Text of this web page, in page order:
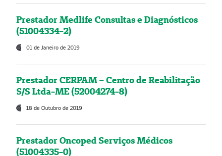
Prestador Medlife Consultas e Diagnósticos
(51004334-2)
01 de Janeiro de 2019
Prestador CERPAM – Centro de Reabilitação
S/S Ltda-ME (52004274-8)
18 de Outubro de 2019
Prestador Oncoped Serviços Médicos
(51004335-0)